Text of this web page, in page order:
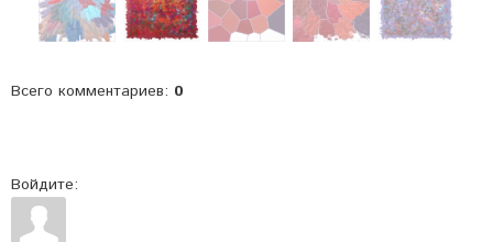
Всего комментариев: 0
Войдите: